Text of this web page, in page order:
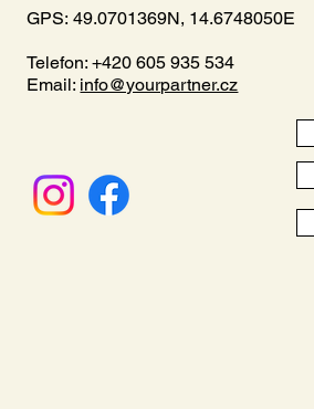
GPS: 49.0701369N, 14.6748050E
Telefon: +420 605 935 534
Email: info@yourpartner.cz